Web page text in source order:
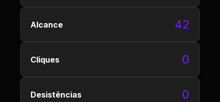
Alcance 42
Cliques 0
Desistências 0